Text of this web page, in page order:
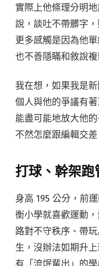
實際上他條理分明
說，談吐不帶髒字
更多感觸是因為他
也不善隱瞞和敘說複
我在想，如果我是
個人與他的爭議有
能盡可能地放大他
不然怎麼跟編輯交差
打球、幹架
身高 195 公分，前
衡小學就喜歡運動
路對不守秩序、帶
生，沒辦法如期升
有「流氓輩出」的